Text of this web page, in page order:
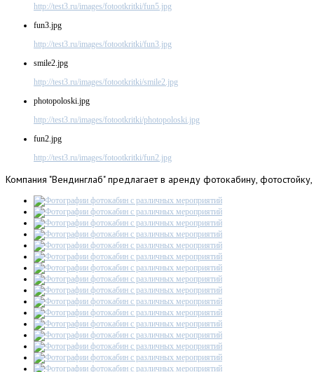
http://test3.ru/images/fotootkritki/fun5.jpg
fun3.jpg
http://test3.ru/images/fotootkritki/fun3.jpg
smile2.jpg
http://test3.ru/images/fotootkritki/smile2.jpg
photopoloski.jpg
http://test3.ru/images/fotootkritki/photopoloski.jpg
fun2.jpg
http://test3.ru/images/fotootkritki/fun2.jpg
Компания "Вендинглаб" предлагает в аренду фотокабину,